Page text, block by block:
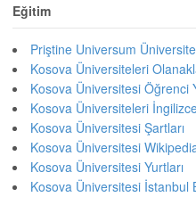
Eğitim
Priştine Universum
Kosova Üniversiteleri
Kosova Üniversitesi Öğrenci
Kosova Üniversiteleri
Kosova Üniversitesi Şartları
Kosova Üniversitesi
Kosova Üniversitesi Yurtları
Kosova Üniversitesi İstanbul